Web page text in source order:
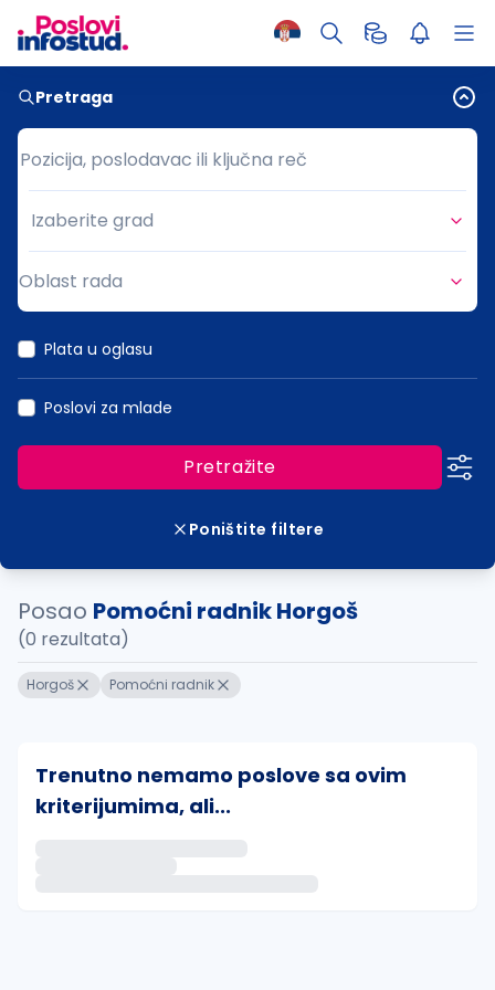
Pretraga
Pozicija, poslodavac ili ključna reč
Pozicija, poslodavac ili ključna reč
Grad
Izaberite grad
Oblast rada
Plata u oglasu
Poslovi za mlade
Pretražite
Poništite filtere
Posao Pomoćni radnik Horgoš
(0 rezultata)
Horgoš Pomoćni radnik
Trenutno nemamo poslove sa ovim
kriterijumima, ali...